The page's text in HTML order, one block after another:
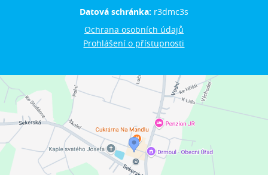
Datová schránka: r3dmc3s
Ochrana osobních údajů
Prohlášení o přístupnosti